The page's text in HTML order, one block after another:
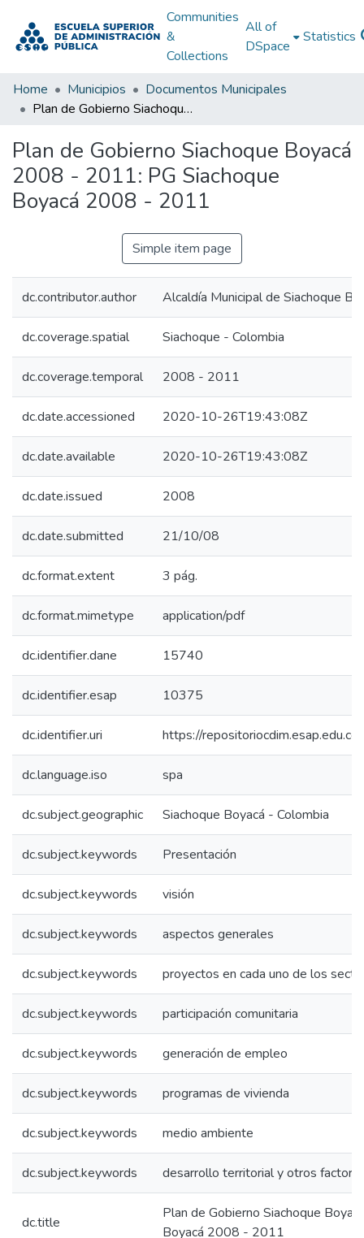
Communities
&
Collections
All of
DSpace
Statistics
Home Municipios
Documentos Municipales
Plan de Gobierno Siachoque Boyacá 2008 - 2011: PG Siachoque Boyacá 2008 - 2011
Plan de Gobierno Siachoque Boyacá
2008 - 2011: PG Siachoque
Boyacá 2008 - 2011
Simple item page
dc.contributor.author Alcaldía Municipal de Siachoque
dc.coverage.spatial Siachoque - Colombia
dc.coverage.temporal 2008 - 2011
dc.date.accessioned 2020-10-26T19:43:08Z
dc.date.available 2020-10-26T19:43:08Z
dc.date.issued 2008
dc.date.submitted 21/10/08
dc.format.extent 3 pág.
dc.format.mimetype application/pdf
dc.identifier.dane 15740
dc.identifier.esap 10375
dc.identifier.uri https://
dc.language.iso spa
dc.subject.geographic Siachoque Boyacá - Colombia
dc.subject.keywords Presentación
dc.subject.keywords visión
dc.subject.keywords aspectos generales
dc.subject.keywords proyectos en cada uno de los
dc.subject.keywords participación comunitaria
dc.subject.keywords generación de empleo
dc.subject.keywords programas de vivienda
dc.subject.keywords medio ambiente
dc.subject.keywords desarrollo territorial y otros
dc.title
Plan de Gobierno Siachoque
Boyacá 2008 - 2011